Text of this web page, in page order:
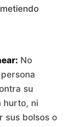
No
su
hurto, ni
sus bolsos o